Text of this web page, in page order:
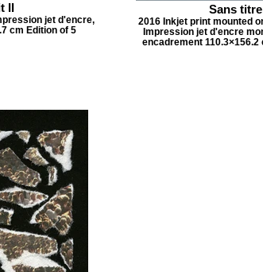
II
jet d'encre,
cm Edition of 5
Sans titre
2016 Inkjet print mounted
Impression jet d'encre
encadrement 110.3×156.2